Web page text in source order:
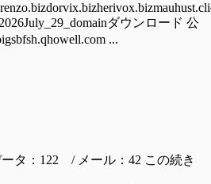
ダウンロード 公
...
タ：122 / メール：42 この続き